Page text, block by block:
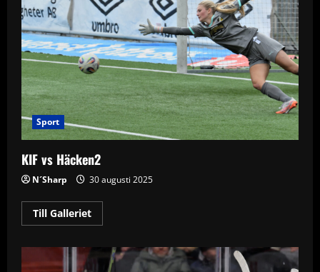
Sport
KIF vs Häcken2
N´Sharp 30 augusti 2025
Till GallerietRead
more
Häcken2